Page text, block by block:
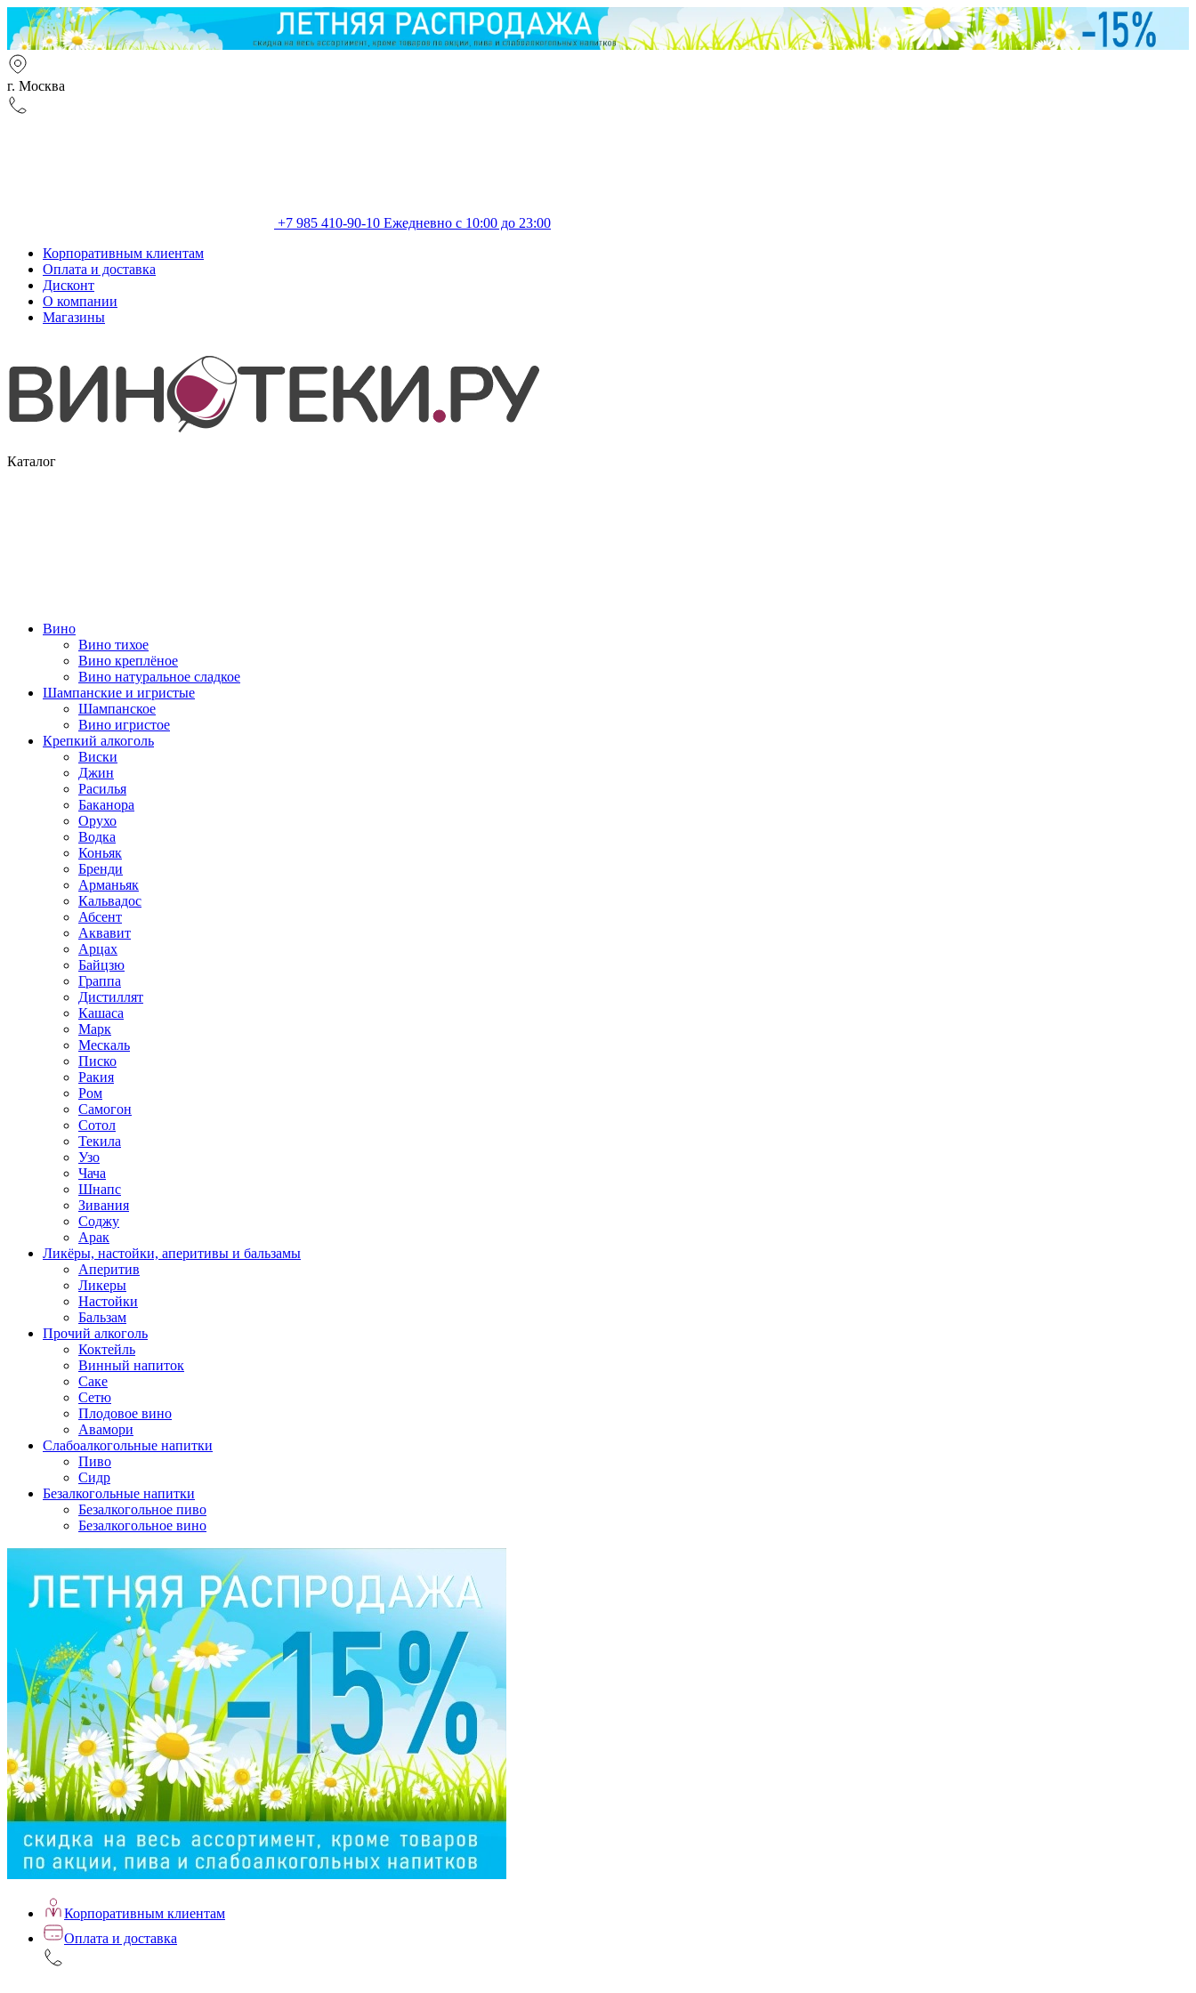
г. Москва
+7 985 410-90-10 Ежедневно с 10:00 до 23:00
Корпоративным клиентам
Оплата и доставка
Дисконт
О компании
Магазины
Каталог
Вино
Вино тихое
Вино креплёное
Вино натуральное сладкое
Шампанские и игристые
Шампанское
Вино игристое
Крепкий алкоголь
Виски
Джин
Расилья
Баканора
Орухо
Водка
Коньяк
Бренди
Арманьяк
Кальвадос
Абсент
Аквавит
Арцах
Байцзю
Граппа
Дистиллят
Кашаса
Марк
Мескаль
Писко
Ракия
Ром
Самогон
Сотол
Текила
Узо
Чача
Шнапс
Зивания
Соджу
Арак
Ликёры, настойки, аперитивы и бальзамы
Аперитив
Ликеры
Настойки
Бальзам
Прочий алкоголь
Коктейль
Винный напиток
Саке
Сетю
Плодовое вино
Авамори
Слабоалкогольные напитки
Пиво
Сидр
Безалкогольные напитки
Безалкогольное пиво
Безалкогольное вино
Корпоративным клиентам
Оплата и доставка